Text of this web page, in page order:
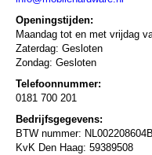
Openingstijden:
Maandag tot en met vrijdag
Zaterdag: Gesloten
Zondag: Gesloten
Telefoonnummer:
0181 700 201
Bedrijfsgegevens:
BTW nummer:
KvK Den Haag: 59389508